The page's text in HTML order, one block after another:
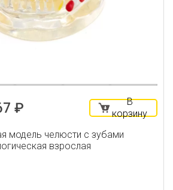
₽
В
корзину
модель челюсти с зубами
взрослая